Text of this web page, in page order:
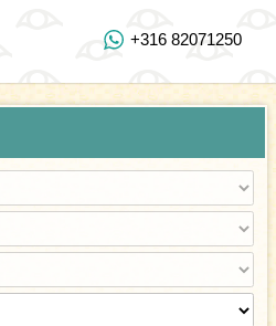
Tel: 09 223 00 69
www.youtube.com/user/DjoserWebsite
www.instagram.com/djoser_reizen/
+316 82071250